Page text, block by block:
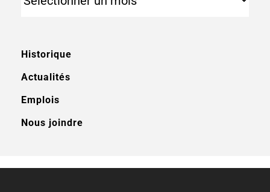
Historique
Actualités
Emplois
Nous joindre